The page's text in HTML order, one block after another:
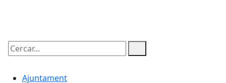
Cercar:
Ajuntament